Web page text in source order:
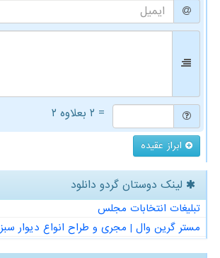
= ۲ بعلاوه ۲
ابراز عقیده
لینک دوستان گردو دانلود
تبلیغات انتخابات مجلس
مستر گرین وال | مجری و طراح انواع دیوار سبز